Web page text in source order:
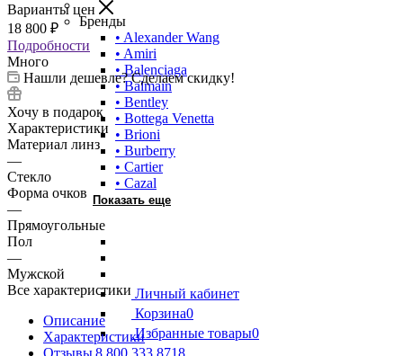
Бренды
• Alexander Wang
• Amiri
• Balenciaga
• Balmain
• Bentley
• Bottega Venetta
• Brioni
• Burberry
• Cartier
• Cazal
Показать еще
Личный кабинет
Корзина0
Избранные товары0
8 800 333 8718
Варианты цен
18 800 ₽
Подробности
Много
Нашли дешевле? Сделаем скидку!
Хочу в подарок
Характеристики
Материал линз
—
Стекло
Форма очков
—
Прямоугольные
Пол
—
Мужской
Все характеристики
Описание
Характеристики
Отзывы